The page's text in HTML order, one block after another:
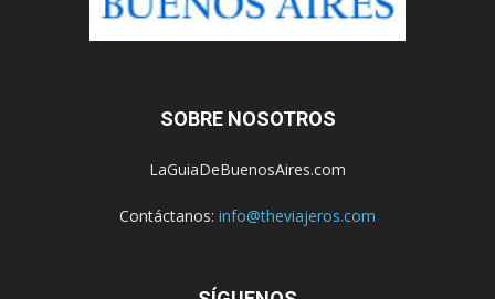
SOBRE NOSOTROS
LaGuiaDeBuenosAires.com
Contáctanos: info@theviajeros.com